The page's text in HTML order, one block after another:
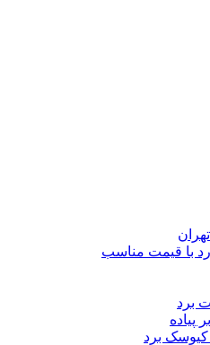
با قیمت مناسب
برد
پیاده
کیوسک برد